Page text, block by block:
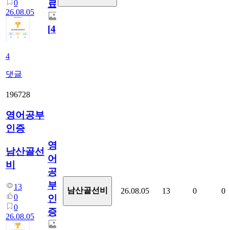
0
26.08.05
4
댓글
료
[4]
196728
영어공부
인증
남산골선
비
13
0
0
26.08.05
영
어
공
부
인
증
남산골선비 26.08.05 13 0 0